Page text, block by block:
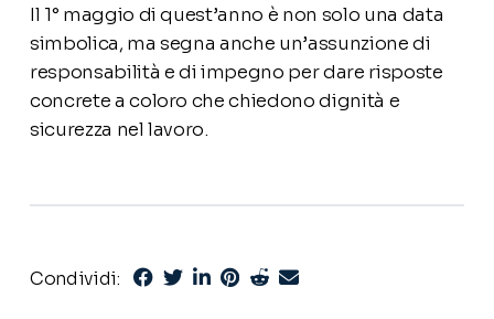
Il 1° maggio di quest’anno è non solo una data
simbolica, ma segna anche un’assunzione di
responsabilità e di impegno per dare risposte
concrete a coloro che chiedono dignità e
sicurezza nel lavoro.
Condividi: